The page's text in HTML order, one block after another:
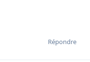
Répondre